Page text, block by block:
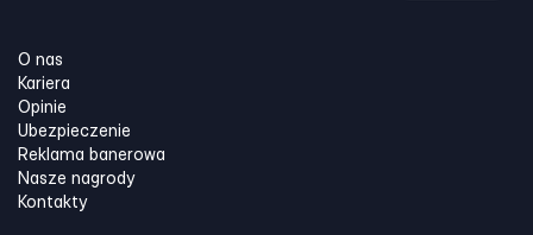
O nas
Kariera
Opinie
Ubezpieczenie
Reklama banerowa
Nasze nagrody
Kontakty